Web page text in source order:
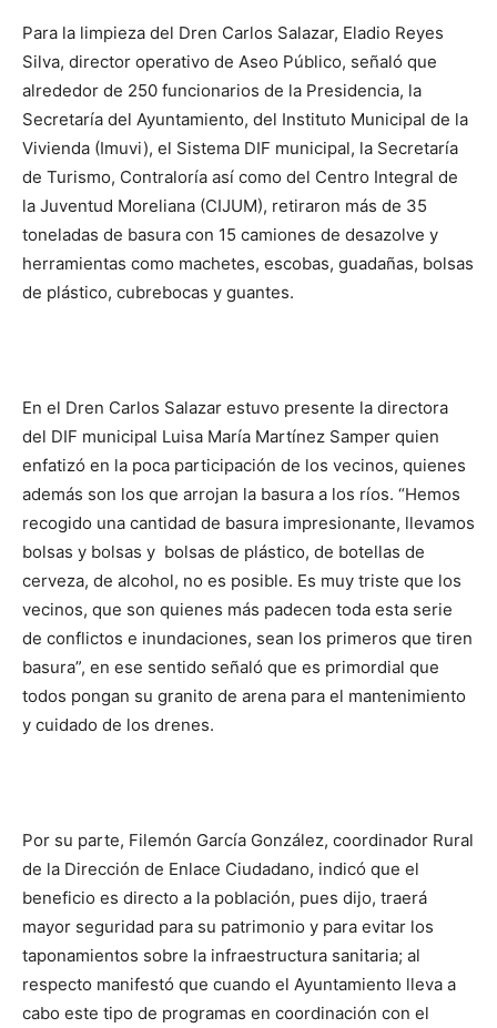
Para la limpieza del Dren Carlos Salazar, Eladio Reyes
Silva, director operativo de Aseo Público, señaló que
alrededor de 250 funcionarios de la Presidencia, la
Secretaría del Ayuntamiento, del Instituto Municipal de la
Vivienda (Imuvi), el Sistema DIF municipal, la Secretaría
de Turismo, Contraloría así como del Centro Integral de
la Juventud Moreliana (CIJUM), retiraron más de 35
toneladas de basura con 15 camiones de desazolve y
herramientas como machetes, escobas, guadañas, bolsas
de plástico, cubrebocas y guantes.
En el Dren Carlos Salazar estuvo presente la directora
del DIF municipal Luisa María Martínez Samper quien
enfatizó en la poca participación de los vecinos, quienes
además son los que arrojan la basura a los ríos. “Hemos
recogido una cantidad de basura impresionante, llevamos
bolsas y bolsas y bolsas de plástico, de botellas de
cerveza, de alcohol, no es posible. Es muy triste que los
vecinos, que son quienes más padecen toda esta serie
de conflictos e inundaciones, sean los primeros que tiren
basura”, en ese sentido señaló que es primordial que
todos pongan su granito de arena para el mantenimiento
y cuidado de los drenes.
Por su parte, Filemón García González, coordinador Rural
de la Dirección de Enlace Ciudadano, indicó que el
beneficio es directo a la población, pues dijo, traerá
mayor seguridad para su patrimonio y para evitar los
taponamientos sobre la infraestructura sanitaria; al
respecto manifestó que cuando el Ayuntamiento lleva a
cabo este tipo de programas en coordinación con el